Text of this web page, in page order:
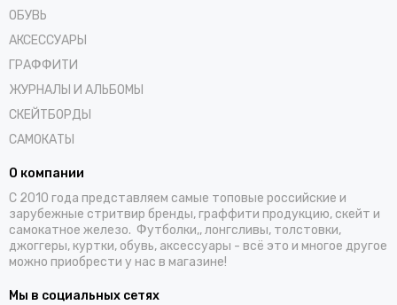
ОБУВЬ
АКСЕССУАРЫ
ГРАФФИТИ
ЖУРНАЛЫ И АЛЬБОМЫ
СКЕЙТБОРДЫ
САМОКАТЫ
О компании
С 2010 года представляем самые топовые российские и
зарубежные стритвир бренды, граффити продукцию, скейт и
самокатное железо. Футболки,, лонгсливы, толстовки,
джоггеры, куртки, обувь, аксессуары - всё это и многое другое
можно приобрести у нас в магазине!
Мы в социальных сетях